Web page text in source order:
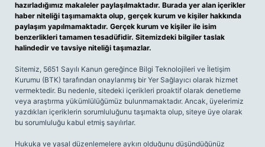
hazırladığımız makaleler paylaşılmaktadır. Burada yer alan içerikler
haber niteliği taşımamakta olup, gerçek kurum ve kişiler hakkında
paylaşım yapılmamaktadır. Gerçek kurum ve kişiler ile isim
benzerlikleri tamamen tesadüfidir. Sitemizdeki bilgiler taslak
halindedir ve tavsiye niteliği taşımazlar.
Sitemiz, 5651 Sayılı Kanun gereğince Bilgi Teknolojileri ve İletişim
Kurumu (BTK) tarafından onaylanmış bir Yer Sağlayıcı olarak hizmet
vermektedir. Bu nedenle, sitedeki içerikleri proaktif olarak denetleme
veya araştırma yükümlülüğümüz bulunmamaktadır. Ancak, üyelerimiz
yazdıkları içeriklerin sorumluluğunu taşımakta olup, siteye üye olarak
bu sorumluluğu kabul etmiş sayılırlar.
Hukuka ve yasal düzenlemelere aykırı olduğunu düşündüğünüz